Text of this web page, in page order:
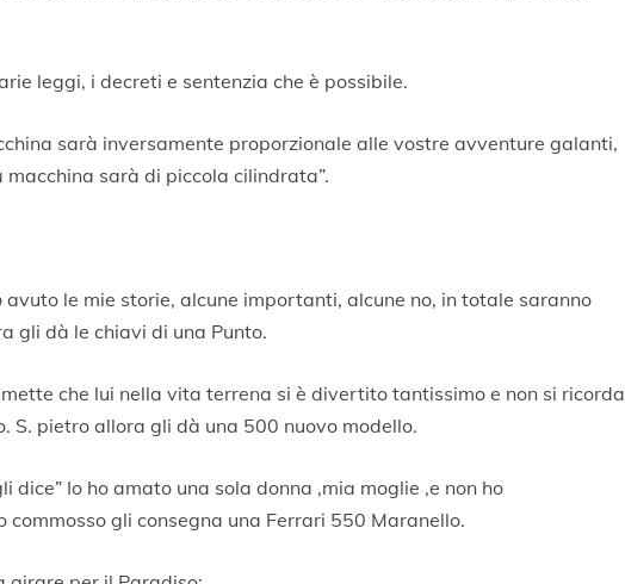
leggi, i decreti e sentenzia che è possibile.
sarà inversamente proporzionale alle vostre avventure galanti,
sarà di piccola cilindrata”.
le mie storie, alcune importanti, alcune no, in totale saranno
gli dà le chiavi di una Punto.
che lui nella vita terrena si è divertito tantissimo e non si ricorda
S. pietro allora gli dà una 500 nuovo modello.
dice” Io ho amato una sola donna ,mia moglie ,e non ho
commosso gli consegna una Ferrari 550 Maranello.